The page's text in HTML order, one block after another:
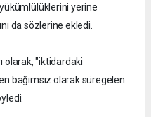
yerine
da sözlerine ekledi.
olarak, "iktidardaki
bağımsız olarak süregelen